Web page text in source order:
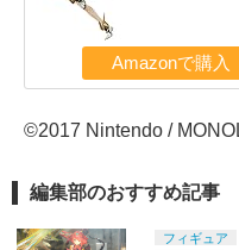
Amazonで購入
©2017 Nintendo /
編集部のおすすめ記事
フィギュア